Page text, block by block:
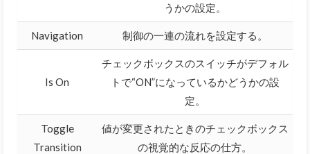
うかの設定。
Navigation 制御の一連の流れを設定する。
Is On
チェックボックスのスイッチがデフォル
トで“ON”になっているかどうかの設
定。
Toggle
Transition
値が変更されたときのチェックボックス
の視覚的な反応の仕方。